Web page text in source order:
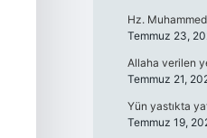
Hz.
Temmuz 23,
Allaha verilen
Temmuz 21,
Yün yastıkta
Temmuz 19,